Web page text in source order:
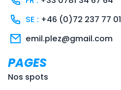
-
f
a
c
e
-
f
a
c
e
s
t
a
SE : +46 (0)72 237 77 01
emil.plez@gmail.com
PAGES
Nos spots